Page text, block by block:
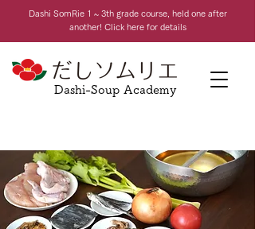
Dashi SomRie 1 ~ 3th grade course, held one after
another! Click here for details
Dashi-Soup Academy